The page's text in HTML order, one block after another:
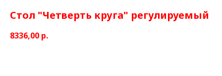
Стол "Четверть круга" регулируемый
8336,00 р.